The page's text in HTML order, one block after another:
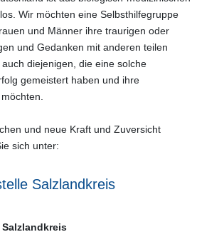
Wir möchten eine Selbsthilfegruppe
und Männer ihre traurigen oder
und Gedanken mit anderen teilen
diejenigen, die eine solche
gemeistert haben und ihre
und neue Kraft und Zuversicht
sich unter:
Salzlandkreis